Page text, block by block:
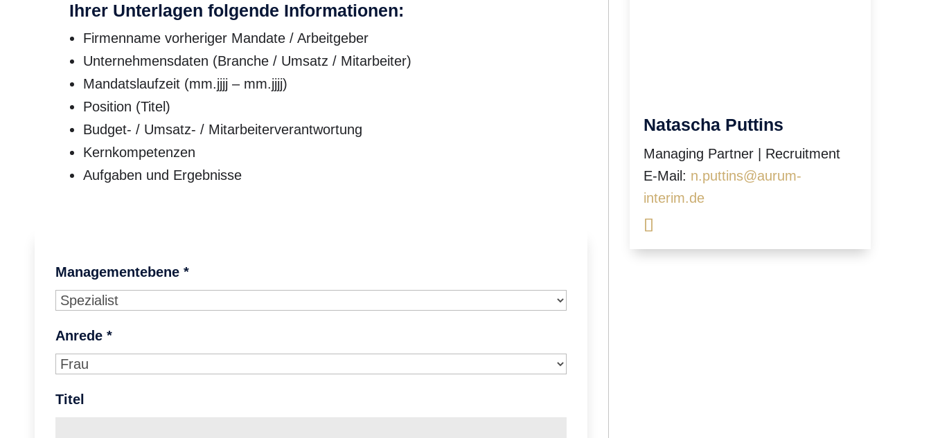
Ihrer Unterlagen folgende Informationen:
Firmenname vorheriger Mandate / Arbeitgeber
Unternehmensdaten (Branche / Umsatz / Mitarbeiter)
Mandatslaufzeit (mm.jjjj – mm.jjjj)
Position (Titel)
Budget- / Umsatz- / Mitarbeiterverantwortung
Kernkompetenzen
Aufgaben und Ergebnisse
Managementebene *
Anrede *
Titel
Natascha Puttins
Managing Partner | Recruitment
E-Mail: n.puttins@aurum-
interim.de